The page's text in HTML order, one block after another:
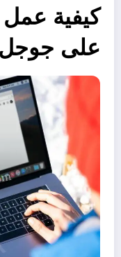
كيفية عمل
على جوجل